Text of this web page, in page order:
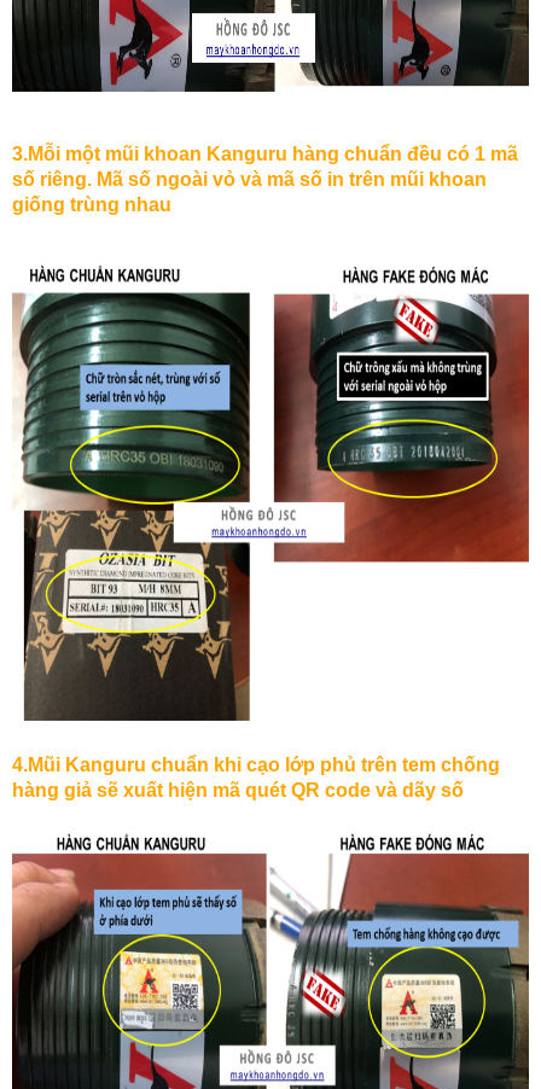
3.Mỗi một mũi khoan Kanguru hàng chuẩn đều có 1 mã
số riêng. Mã số ngoài vỏ và mã số in trên mũi khoan
giống trùng nhau
4.Mũi Kanguru chuẩn khi cạo lớp phủ trên tem chống
hàng giả sẽ xuất hiện mã quét QR code và dãy số